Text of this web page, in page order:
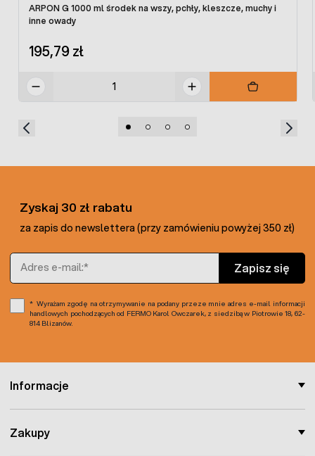
ARPON G 1000 ml środek na wszy, pchły, kleszcze, muchy i
inne owady
195,79 zł
Informacje
Zakupy
Zyskaj 30 zł rabatu
za zapis do newslettera (przy zamówieniu powyżej 350 zł)
Adres e-mail
Zapisz się
Wyrażam zgodę na otrzymywanie na podany przeze mnie adres e-mail informacji
handlowych pochodzących od FERMO Karol Owczarek, z siedzibą w Piotrowie 18, 62-
814 Blizanów.